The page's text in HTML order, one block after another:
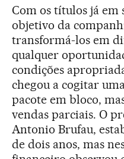
Com os títulos já em
objetivo da
transformá-los em
qualquer
condições
chegou a cogitar
pacote em bloco,
vendas parciais. O
Antonio Brufau,
de dois anos, mas